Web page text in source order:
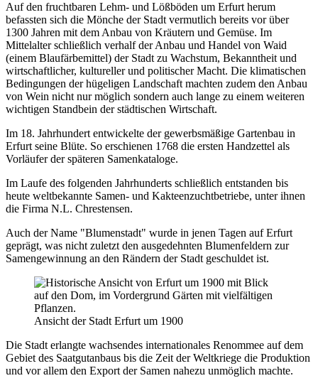
Auf den fruchtbaren Lehm- und Lößböden um Erfurt herum
befassten sich die Mönche der Stadt vermutlich bereits vor über
1300 Jahren mit dem Anbau von Kräutern und Gemüse. Im
Mittelalter schließlich verhalf der Anbau und Handel von Waid
(einem Blaufärbemittel) der Stadt zu Wachstum, Bekanntheit und
wirtschaftlicher, kultureller und politischer Macht. Die klimatischen
Bedingungen der hügeligen Landschaft machten zudem den Anbau
von Wein nicht nur möglich sondern auch lange zu einem weiteren
wichtigen Standbein der städtischen Wirtschaft.
Im 18. Jahrhundert entwickelte der gewerbsmäßige Gartenbau in
Erfurt seine Blüte. So erschienen 1768 die ersten Handzettel als
Vorläufer der späteren Samenkataloge.
Im Laufe des folgenden Jahrhunderts schließlich entstanden bis
heute weltbekannte Samen- und Kakteenzuchtbetriebe, unter ihnen
die Firma N.L. Chrestensen.
Auch der Name "Blumenstadt" wurde in jenen Tagen auf Erfurt
geprägt, was nicht zuletzt den ausgedehnten Blumenfeldern zur
Samengewinnung an den Rändern der Stadt geschuldet ist.
Ansicht der Stadt Erfurt um 1900
Die Stadt erlangte wachsendes internationales Renommee auf dem
Gebiet des Saatgutanbaus bis die Zeit der Weltkriege die Produktion
und vor allem den Export der Samen nahezu unmöglich machte.